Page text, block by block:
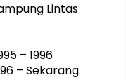
Lintas
– 1996
– Sekarang